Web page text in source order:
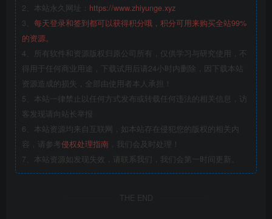
2、本站永久网址： https://www.zhiyunge.xyz
3、 每天登录和签到都可以获得积分哦，积分可用来购买全站99%
的资源。
4、所有软件和资源版权归原公司所有，仅供学习与研究使用，不
得用于任何商业用途，下载试用后请24小时内删除，因下载本站
资源造成的损失，全部由使用者本人承担！
5、本站一律禁止以任何方式发布或转载任何违法的相关信息，访
客发现请向站长举报
6、本站资源均来自互联网，如本站存在侵犯您的版权的相关内
容，请参考侵权处理指南 ，我们会及时处理！
7、本站资源如发现失效，请联系我们，我们会第一时间更新。
THE END